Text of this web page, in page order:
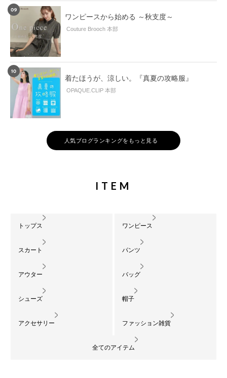
ワンピースから始める ～秋支度～
Couture Brooch 本部
着たほうが、涼しい。『真夏の攻略服』
OPAQUE.CLIP 本部
人気ブログランキングをもっと見る
ITEM
トップス ワンピース
スカート パンツ
アウター バッグ
シューズ 帽子
アクセサリー ファッション雑貨
全てのアイテム